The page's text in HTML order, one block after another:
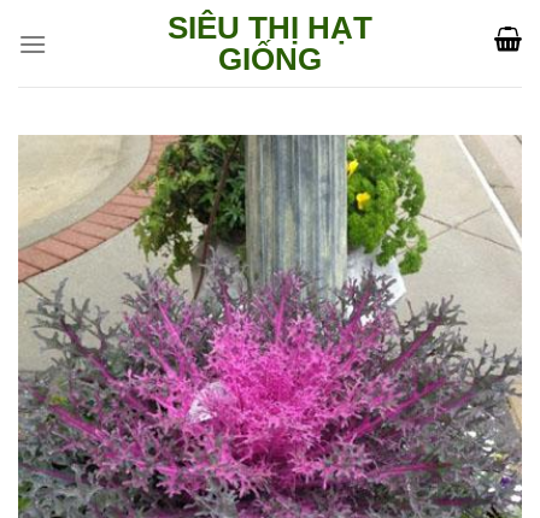
SIÊU THỊ HẠT
GIỐNG